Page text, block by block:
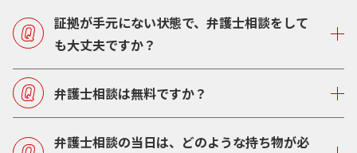
証拠が手元にない状態で、弁護士相談をして
も大丈夫ですか？
弁護士相談は無料ですか？
弁護士相談の当日は、どのような持ち物が必